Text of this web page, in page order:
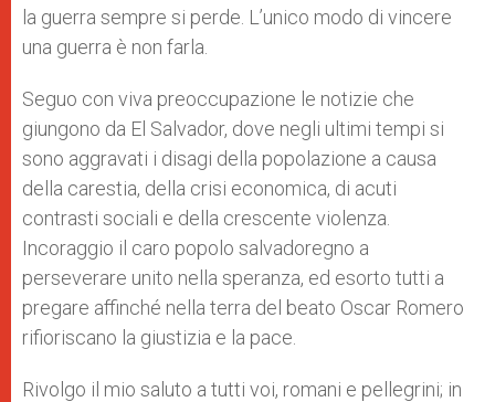
la guerra sempre si perde. L’unico modo di vincere
una guerra è non farla.
Seguo con viva preoccupazione le notizie che
giungono da El Salvador, dove negli ultimi tempi si
sono aggravati i disagi della popolazione a causa
della carestia, della crisi economica, di acuti
contrasti sociali e della crescente violenza.
Incoraggio il caro popolo salvadoregno a
perseverare unito nella speranza, ed esorto tutti a
pregare affinché nella terra del beato Oscar Romero
rifioriscano la giustizia e la pace.
Rivolgo il mio saluto a tutti voi, romani e pellegrini; in